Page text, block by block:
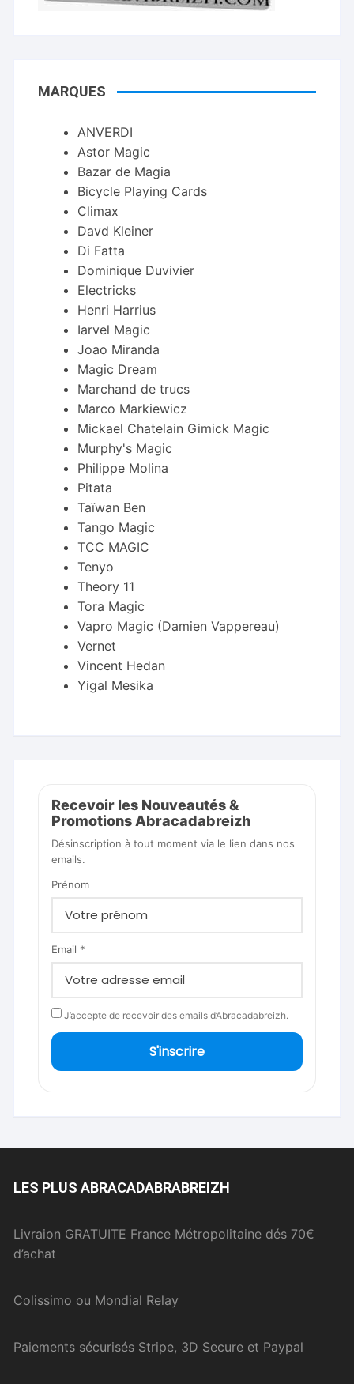
MARQUES
ANVERDI
Astor Magic
Bazar de Magia
Bicycle Playing Cards
Climax
Davd Kleiner
Di Fatta
Dominique Duvivier
Electricks
Henri Harrius
Iarvel Magic
Joao Miranda
Magic Dream
Marchand de trucs
Marco Markiewicz
Mickael Chatelain Gimick Magic
Murphy's Magic
Philippe Molina
Pitata
Taïwan Ben
Tango Magic
TCC MAGIC
Tenyo
Theory 11
Tora Magic
Vapro Magic (Damien Vappereau)
Vernet
Vincent Hedan
Yigal Mesika
Recevoir les Nouveautés &
Promotions Abracadabreizh
Désinscription à tout moment via le lien dans nos
emails.
Prénom
Email *
J’accepte de recevoir des emails d’Abracadabreizh.
S'inscrire
LES PLUS ABRACADABRABREIZH
Livraion GRATUITE France Métropolitaine dés 70€
d’achat
Colissimo ou Mondial Relay
Paiements sécurisés Stripe, 3D Secure et Paypal